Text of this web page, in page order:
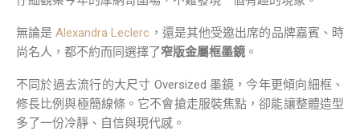
無論是Alexandra Leclerc ，還是其他受邀出席的品牌嘉賓、時
尚名人，都不約而同選擇了窄版金屬框墨鏡 。
不同於過去流行的大尺寸 Oversized 墨鏡，今年更傾向細框、
修長比例與極簡線條。它不會搶走服裝焦點，卻能讓整體造型
多了一份冷靜、自信與現代感。